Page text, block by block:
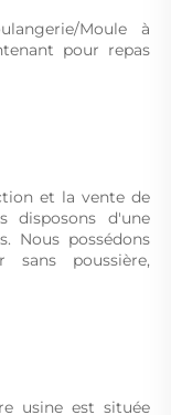
Moule à
pour repas
disposons d'une
Nous possédons
sans poussière,
usine est située